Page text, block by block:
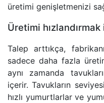
üretimi genişletmenizi
Üretimi
Talep arttıkça,
sadece daha fazla
aynı zamanda
içerir. Tavukların
hızlı yumurtlarlar ve